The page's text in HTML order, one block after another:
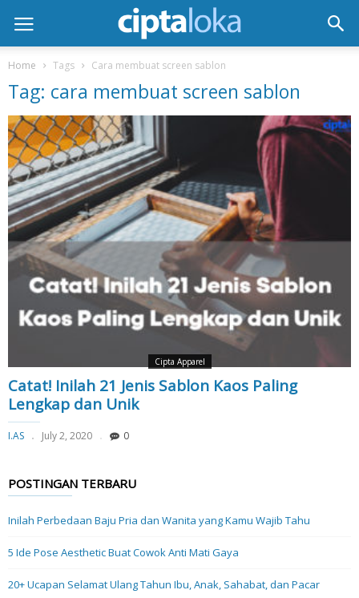
Home Tags Cara membuat screen sablon
Tag: cara membuat screen sablon
Cipta Apparel
Catat! Inilah 21 Jenis Sablon Kaos Paling
Lengkap dan Unik
I.AS July 2, 2020 0
POSTINGAN TERBARU
Inilah Perbedaan Baju Pria dan Wanita yang Kamu Wajib Tahu
5 Ide Pose Aesthetic Buat Cowok Anti Mati Gaya
20+ Ucapan Selamat Ulang Tahun Ibu, Anak, Sahabat, dan Pacar